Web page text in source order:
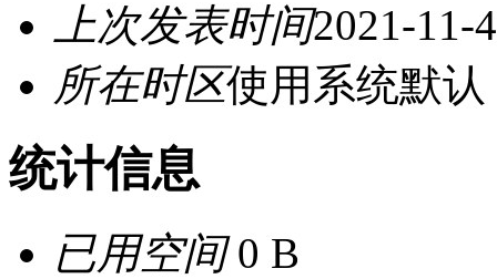
上次发表时间2021-11-
所在时区使用系统默认
统计信息
已用空间0 B